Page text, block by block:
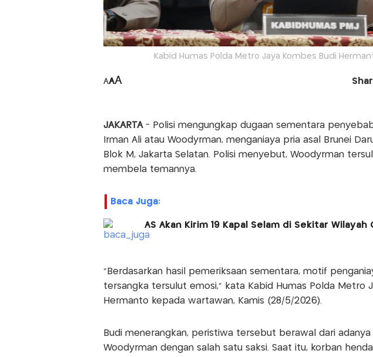
Kabid Humas Polda Metro Jaya Kombes Budi
AAA
JAKARTA- Polisi mengungkap dugaan sementara
Irman Ali atau Woodyrman, menganiaya pria asal Brunei
Blok M, Jakarta Selatan. Polisi menyebut, Woodyrman
membela temannya.
Baca Juga:
AS Akan Kirim 19 Kapal Selam di Sekitar Wilayah
"Berdasarkan hasil pemeriksaan sementara, motif
tersangka tersulut emosi," kata Kabid Humas Polda Metro
Hermanto kepada wartawan, Kamis (28/5/2026).
Budi menerangkan, peristiwa tersebut berawal dari
Woodyrman dengan salah satu saksi. Saat itu, korban